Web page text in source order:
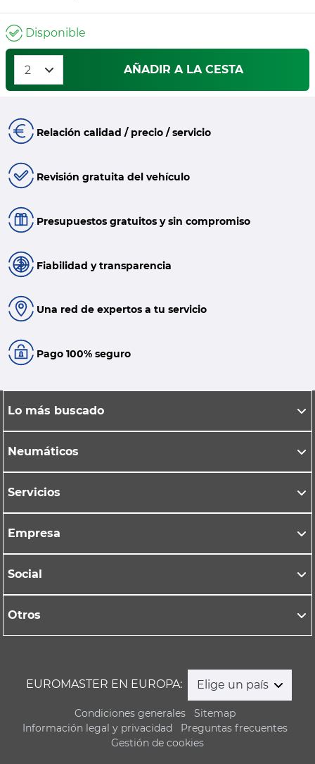
Disponible
AÑADIR A LA CESTA
Relación calidad / precio / servicio
Revisión gratuita del vehículo
Presupuestos gratuitos y sin compromiso
Fiabilidad y transparencia
Una red de expertos a tu servicio
Pago 100% seguro
Lo más buscado
Neumáticos
Servicios
Empresa
Social
Otros
EUROMASTER EN EUROPA: Elige un país
Condiciones generales
Sitemap
Información legal y privacidad
Preguntas frecuentes
Gestión de cookies